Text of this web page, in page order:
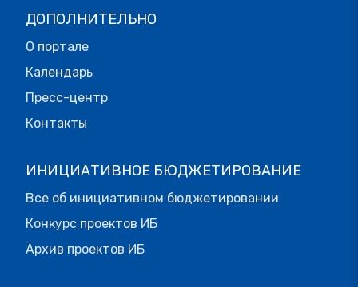
ДОПОЛНИТЕЛЬНО
О портале
Календарь
Пресс-центр
Контакты
ИНИЦИАТИВНОЕ БЮДЖЕТИРОВАНИЕ
Все об инициативном бюджетировании
Конкурс проектов ИБ
Архив проектов ИБ